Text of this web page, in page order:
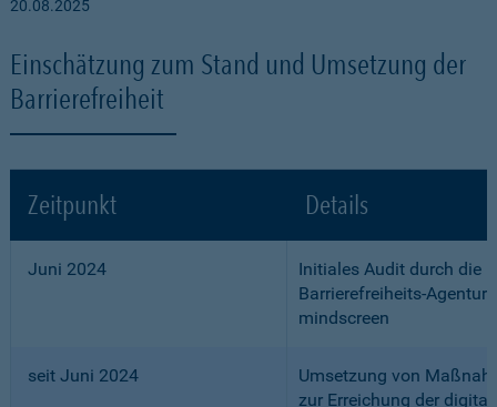
20.08.2025
Einschätzung zum Stand und Umsetzung der
Barrierefreiheit
Zeitpunkt Details
Juni 2024
Initiales Audit durch die
Barrierefreiheits-Agentur
mindscreen
seit Juni 2024
Umsetzung von
zur Erreichung der